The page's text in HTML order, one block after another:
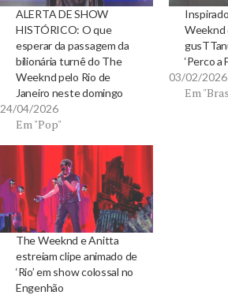
ALERTA DE SHOW
HISTÓRICO: O que
esperar da passagem da
bilionária turnê do The
Weeknd pelo Rio de
Janeiro neste domingo
24/04/2026
Em "Pop"
Weeknd
‘Perco a
03/02/2026
Em
The Weeknd e Anitta
estreiam clipe animado de
‘Rio’ em show colossal no
Engenhão